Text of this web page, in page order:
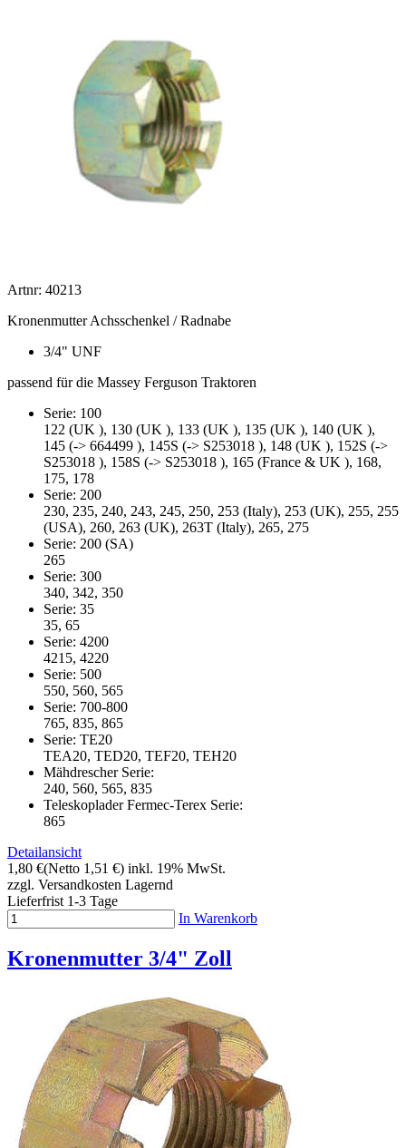
Artnr: 40213
Kronenmutter Achsschenkel / Radnabe
3/4" UNF
passend für die Massey Ferguson Traktoren
Serie: 100
122 (UK ), 130 (UK ), 133 (UK ), 135 (UK ), 140 (UK ),
145 (-> 664499 ), 145S (-> S253018 ), 148 (UK ), 152S (->
S253018 ), 158S (-> S253018 ), 165 (France & UK ), 168,
175, 178
Serie: 200
230, 235, 240, 243, 245, 250, 253 (Italy), 253 (UK), 255, 255
(USA), 260, 263 (UK), 263T (Italy), 265, 275
Serie: 200 (SA)
265
Serie: 300
340, 342, 350
Serie: 35
35, 65
Serie: 4200
4215, 4220
Serie: 500
550, 560, 565
Serie: 700-800
765, 835, 865
Serie: TE20
TEA20, TED20, TEF20, TEH20
Mähdrescher Serie:
240, 560, 565, 835
Teleskoplader Fermec-Terex Serie:
865
Detailansicht
1,80 €(Netto 1,51 €) inkl. 19% MwSt.
zzgl. Versandkosten Lagernd
Lieferfrist 1-3 Tage
In Warenkorb
Kronenmutter 3/4" Zoll